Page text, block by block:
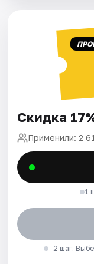
Скидка
Применили: 2
1
2 шаг.